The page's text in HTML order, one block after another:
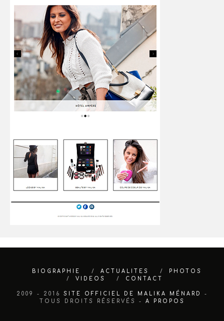
BIOGRAPHIE ACTUALITES
PHOTOS
VIDEOS
CONTACT
2009 - 2016 SITE OFFICIEL DE MALIKA MÉNARD
-
TOUS DROITS RÉSERVÉS - A PROPOS